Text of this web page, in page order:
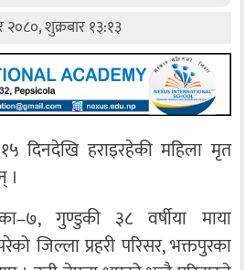
२०८०, शुक्रबार १३:१३
दिनदेखि हराइरहेकी महिला मृत
।
गुण्डुकी ३८ वर्षीया माया
जिल्ला प्रहरी परिसर, भक्तपुरका